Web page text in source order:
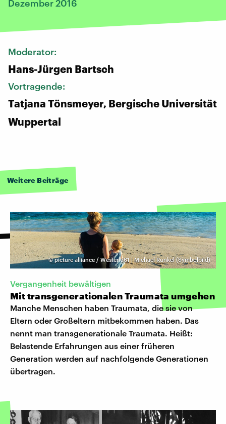
Dezember 2016
Moderator:
Hans-Jürgen Bartsch
Vortragende:
Tatjana Tönsmeyer, Bergische Universität
Wuppertal
Weitere Beiträge
©picture alliance / Westend61 | Michael Runkel (Symbolbild)
Vergangenheit bewältigen
Mit transgenerationalen Traumata umgehen
Manche Menschen haben Traumata, die sie von
Eltern oder Großeltern mitbekommen haben. Das
nennt man transgenerationale Traumata. Heißt:
Belastende Erfahrungen aus einer früheren
Generation werden auf nachfolgende Generationen
übertragen.